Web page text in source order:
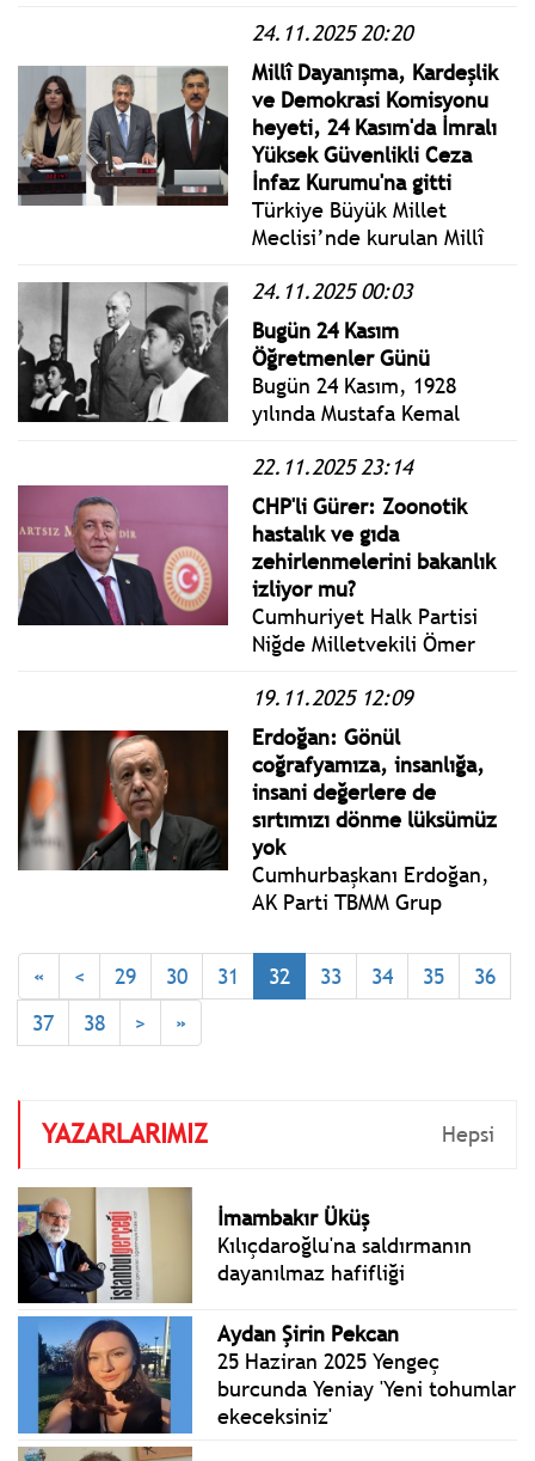
Sedat Simavi Ödülleri’ne
bu yıl değer görülen
gazeteci, edebiyat, spor ve
bilim insanları belli oldu.
24.11.2025 20:20
Millî Dayanışma, Kardeşlik
ve Demokrasi Komisyonu
heyeti, 24 Kasım'da İmralı
Yüksek Güvenlikli Ceza
İnfaz Kurumu'na gitti
Türkiye Büyük Millet
Meclisi’nde kurulan Millî
Demokrasi Komisyonu
heyeti, alınan karar
doğrultusunda, 24 Kasım
2025 tarihinde, İmralı
Yüksek Güvenlikli Ceza
İnfaz Kurumu'na gitti.
24.11.2025 00:03
Bugün 24 Kasım
Öğretmenler Günü
Bugün 24 Kasım, 1928
yılında Mustafa Kemal
Mektepleri’nin
Başöğretmenliği"ni kabul
etmesi nedeniyle 1981
yılından itibaren ilan edilen
Öğretmenler Günü.
22.11.2025 23:14
CHP'li Gürer: Zoonotik
hastalık ve gıda
zehirlenmelerini bakanlık
izliyor mu?
Cumhuriyet Halk Partisi
Niğde Milletvekili Ömer
Prof. Dr. Kemal
Memişoğlu’na gıda
zehirlenmeleri ve Zoonotik
hastalıklara yönelik bir dizi
sorular yöneltti.
19.11.2025 12:09
Erdoğan: Gönül
coğrafyamıza, insanlığa,
insani değerlere de
sırtımızı dönme lüksümüz
yok
Cumhurbaşkanı Erdoğan,
AK Parti TBMM Grup
konuşmada, grup
toplantısının ülke, millet
« < 29 30 31 32 33 34 35
36
37
38 > »
YAZARLARIMIZ Hepsi
İmambakır Üküş
Kılıçdaroğlu'na saldırmanın
dayanılmaz hafifliği
Aydan Şirin Pekcan
25 Haziran 2025 Yengeç
burcunda Yeniay 'Yeni tohumlar
ekeceksiniz'